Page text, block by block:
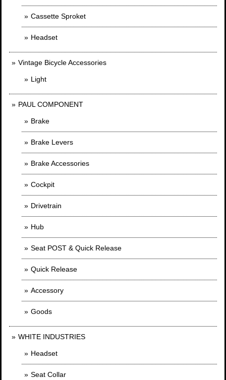
Cassette Sproket
Headset
Vintage Bicycle Accessories
Light
PAUL COMPONENT
Brake
Brake Levers
Brake Accessories
Cockpit
Drivetrain
Hub
Seat POST & Quick Release
Quick Release
Accessory
Goods
WHITE INDUSTRIES
Headset
Seat Collar